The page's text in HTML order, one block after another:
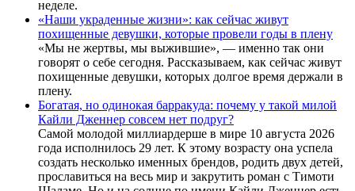
неделе.
«Наши украденные жизни»: как сейчас живут
похищенные девушки, которые провели годы в плену
«Мы не жертвы, мы выжившие», — именно так они
говорят о себе сегодня. Рассказываем, как сейчас живут
похищенные девушки, которых долгое время держали в
плену.
Богатая, но одинокая барракуда: почему у такой милой
Кайли Дженнер совсем нет подруг?
Самой молодой миллиардерше в мире 10 августа 2026
года исполнилось 29 лет. К этому возрасту она успела
создать несколько именных брендов, родить двух детей,
прославиться на весь мир и закрутить роман с Тимоти